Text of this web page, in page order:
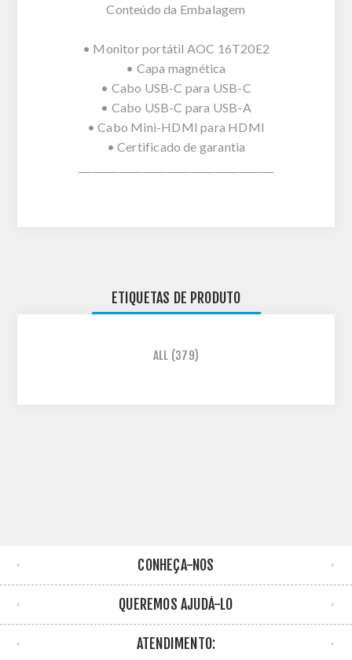
Conteúdo da Embalagem
• Monitor portátil AOC 16T20E2
• Capa magnética
• Cabo USB-C para USB-C
• Cabo USB-C para USB-A
• Cabo Mini-HDMI para HDMI
• Certificado de garantia
ETIQUETAS DE PRODUTO
ALL (379)
CONHEÇA-NOS
QUEREMOS AJUDÁ-LO
ATENDIMENTO: